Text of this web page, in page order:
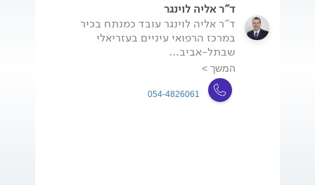
ד"ר אליה לוינגר
ד"ר אליה לוינגר עובד כמנתח בכיר
במרכז הרפואי עיניים בעזריאלי
שבתל-אביב...
המשך >
054-4826061